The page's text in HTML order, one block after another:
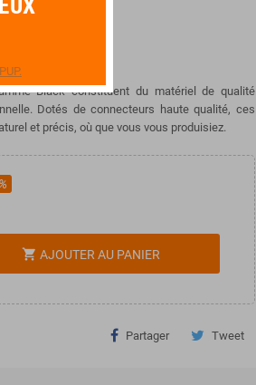
Black constituent du matériel de qualité
Dotés de connecteurs haute qualité, ces
et précis, où que vous vous produisiez.
shopping_cart AJOUTER AU PANIER
Partager Tweet